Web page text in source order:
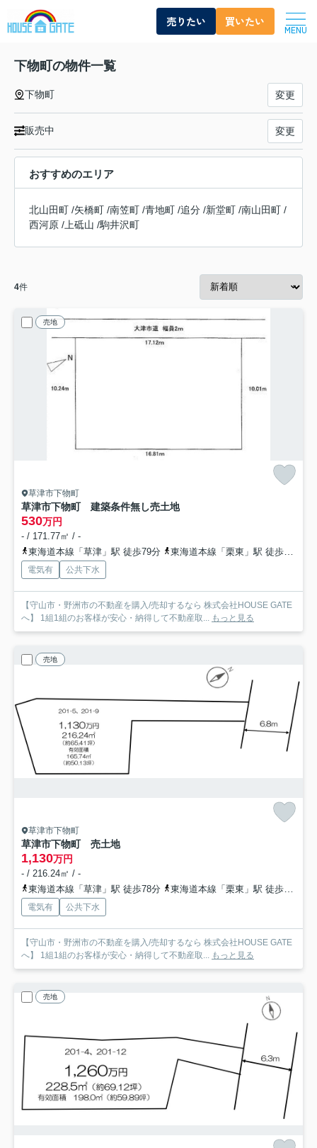
売りたい 買いたい
MENU
下物町の物件一覧
下物町 変更
販売中 変更
おすすめのエリア
北山田町 /矢橋町 /南笠町 /青地町 /追分 /新堂町 /南山田町 /
西河原 / 上砥山 /駒井沢町
4件
売地
草津市下物町
草津市下物町 建築条件無し売土地
530万円
- / 171.77㎡ / -
東海道本線「草津」駅 徒歩79分
東海道本線「栗東」駅 徒歩67分
電気有 公共下水
【守山市・野洲市の不動産を購入/売却するなら 株式会社HOUSE GATE
へ】 1組1組のお客様が安心・納得して不動産取...
もっと見る
売地
草津市下物町
草津市下物町 売土地
1,130万円
- / 216.24㎡ / -
東海道本線「草津」駅 徒歩78分
東海道本線「栗東」駅 徒歩66分
電気有 公共下水
【守山市・野洲市の不動産を購入/売却するなら 株式会社HOUSE GATE
へ】 1組1組のお客様が安心・納得して不動産取...
もっと見る
売地